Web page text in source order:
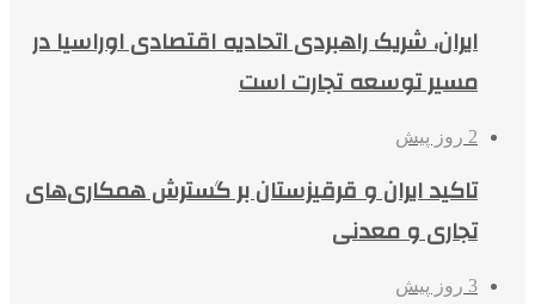
ایران، شریک راهبردی اتحادیه اقتصادی اوراسیا در
مسیر توسعه تجارت است
2 روز پیش
تاکید ایران و قرقیزستان بر گسترش همکاری‌های
تجاری و معدنی
3 روز پیش